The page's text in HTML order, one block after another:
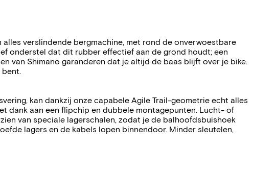
verslindende bergmachine, met rond de onverwoestbare
onderstel dat dit rubber effectief aan de grond houdt; een
van Shimano garanderen dat je altijd de baas blijft over je bike.
kan dankzij onze capabele Agile Trail-geometrie echt alles
dank aan een flipchip en dubbele montagepunten. Lucht- of
van speciale lagerschalen, zodat je de balhoofdsbuishoek
lagers en de kabels lopen binnendoor. Minder sleutelen,